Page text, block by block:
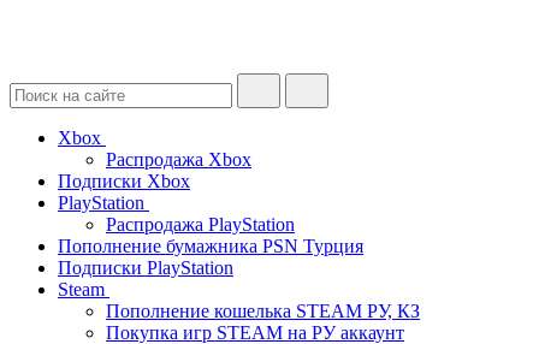
Xbox
Распродажа Xbox
Подписки Xbox
PlayStation
Распродажа PlayStation
Пополнение бумажника PSN Турция
Подписки PlayStation
Steam
Пополнение кошелька STEAM РУ, КЗ
Покупка игр STEAM на РУ аккаунт